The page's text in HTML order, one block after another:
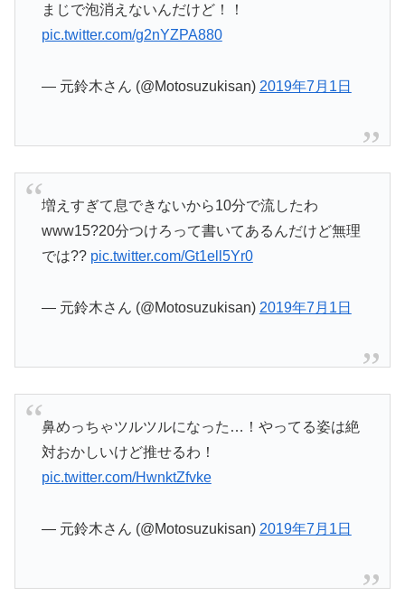
まじで泡消えないんだけど！！
pic.twitter.com/g2nYZPA880
— 元鈴木さん (@Motosuzukisan) 2019年7月1日
増えすぎて息できないから10分で流したわ
www15?20分つけろって書いてあるんだけど無理
では?? pic.twitter.com/Gt1ell5Yr0
— 元鈴木さん (@Motosuzukisan) 2019年7月1日
鼻めっちゃツルツルになった…！やってる姿は絶
対おかしいけど推せるわ！
pic.twitter.com/HwnktZfvke
— 元鈴木さん (@Motosuzukisan) 2019年7月1日